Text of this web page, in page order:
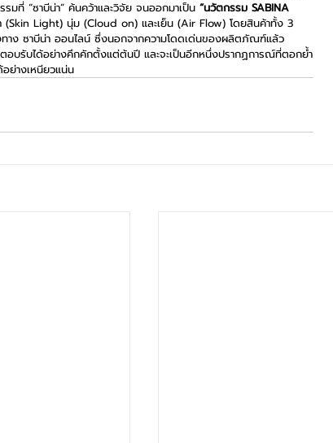
มที่ “ซาบีน่า” ค้นคว้าและวิจัย จนออกมาเป็น “นวัตกรรม SABINA
Light) นุ่ม (Cloud on) และเย็น (Air Flow) โดยสินค้าทั้ง 3
าง ซาบีน่า ออนไลน์ ซึ่งนอกจากความโดดเด่นของผลิตภัณฑ์แล้ว
อบรับได้อย่างคึกคักตั้งแต่ต้นปี และจะเป็นอีกหนึ่งปรากฏการณ์ที่ตอกย้ำ
ย่างเหนียวแน่น